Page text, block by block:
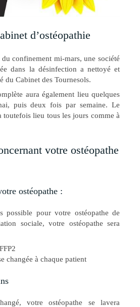
d’ostéopathie
confinement mi-mars, une société
dans la désinfection a nettoyé et
du Cabinet des Tournesols.
aura également lieu quelques
puis deux fois par semaine. Le
toutefois lieu tous les jours comme à
votre ostéopathe
ostéopathe :
possible pour votre ostéopathe de
sociale, votre ostéopathe sera
changée à chaque patient
votre ostéopathe se lavera